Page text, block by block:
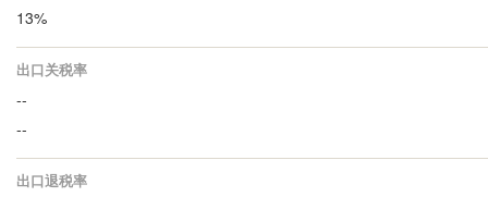
13%
出口关税率
--
--
出口退税率